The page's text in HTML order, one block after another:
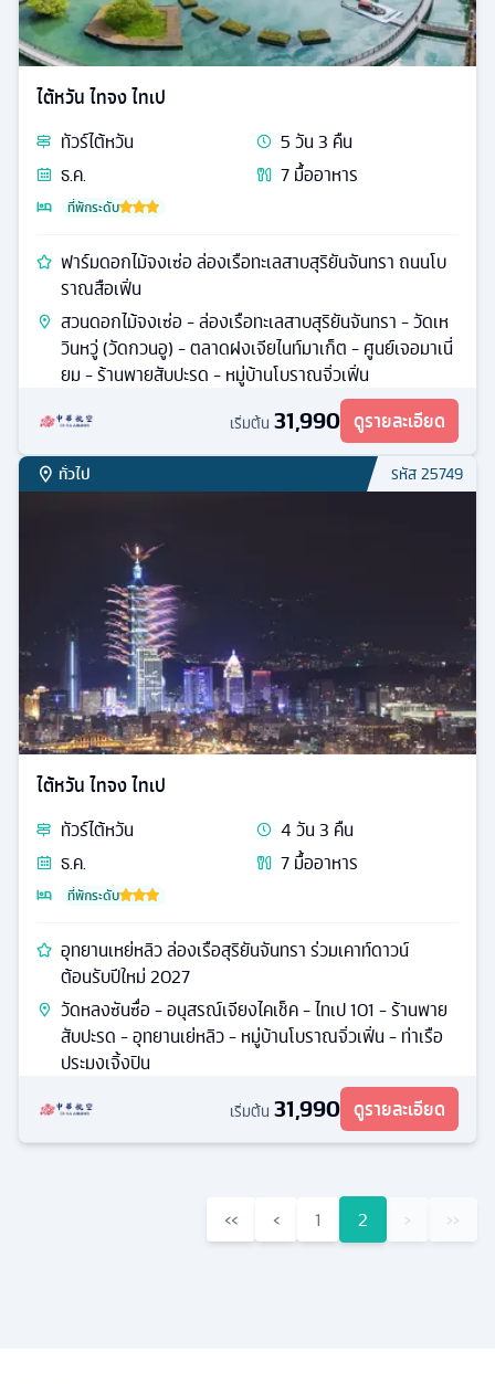
ไต้หวัน ไทจง ไทเป
ทัวร์ไต้หวัน 5วัน3 คืน
ธ.ค.
7มื้ออาหาร
ที่พักระดับ
ฟาร์มดอกไม้จงเซ่อ ล่องเรือทะเลสาบสุริยันจันทรา ถนนโบ
ราณสือเฟิ่น
สวนดอกไม้จงเซ่อ - ล่องเรือทะเลสาบสุริยันจันทรา - วัดเห
วินหวู่ (วัดกวนอู) - ตลาดฝงเจียไนท์มาเก็ต - ศูนย์เจอมาเนี่
ยม - ร้านพายสับปะรด - หมู่บ้านโบราณจิ่วเฟิ่น
เริ่มต้น 31,990 ดูรายละเอียด
ทั่วไป รหัส25749
ไต้หวัน ไทจง ไทเป
ทัวร์ไต้หวัน 4วัน3 คืน
ธ.ค.
7มื้ออาหาร
ที่พักระดับ
อุทยานเหย่หลิว ล่องเรือสุริยันจันทรา ร่วมเคาท์ดาวน์
ต้อนรับปีใหม่ 2027
วัดหลงซันซื่อ - อนุสรณ์เจียงไคเช็ค - ไทเป 101 - ร้านพาย
สับปะรด - อุทยานเย่หลิว - หมู่บ้านโบราณจิ่วเฟิ่น - ท่าเรือ
ประมงเจิ้งปิน
เริ่มต้น 31,990 ดูรายละเอียด
‹‹ ‹ 1 2 › ››